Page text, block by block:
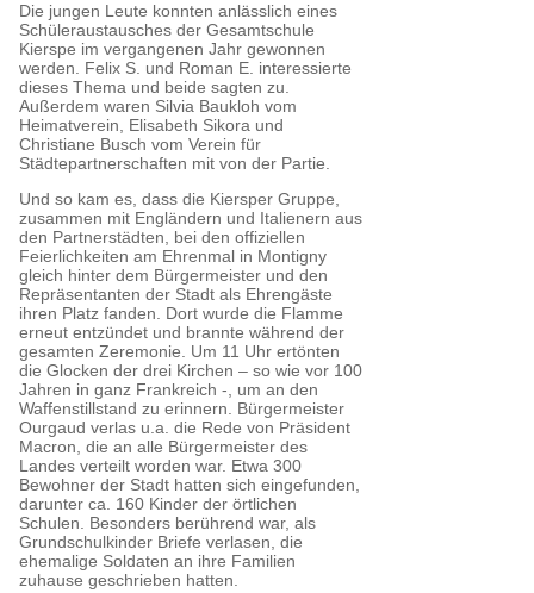
Die jungen Leute konnten anlässlich eines
Schüleraustausches der Gesamtschule
Kierspe im vergangenen Jahr gewonnen
werden. Felix S. und Roman E. interessierte
dieses Thema und beide sagten zu.
Außerdem waren Silvia Baukloh vom
Heimatverein, Elisabeth Sikora und
Christiane Busch vom Verein für
Städtepartnerschaften mit von der Partie.
Und so kam es, dass die Kiersper Gruppe,
zusammen mit Engländern und Italienern aus
den Partnerstädten, bei den offiziellen
Feierlichkeiten am Ehrenmal in Montigny
gleich hinter dem Bürgermeister und den
Repräsentanten der Stadt als Ehrengäste
ihren Platz fanden. Dort wurde die Flamme
erneut entzündet und brannte während der
gesamten Zeremonie. Um 11 Uhr ertönten
die Glocken der drei Kirchen – so wie vor 100
Jahren in ganz Frankreich -, um an den
Waffenstillstand zu erinnern. Bürgermeister
Ourgaud verlas u.a. die Rede von Präsident
Macron, die an alle Bürgermeister des
Landes verteilt worden war. Etwa 300
Bewohner der Stadt hatten sich eingefunden,
darunter ca. 160 Kinder der örtlichen
Schulen. Besonders berührend war, als
Grundschulkinder Briefe verlasen, die
ehemalige Soldaten an ihre Familien
zuhause geschrieben hatten.